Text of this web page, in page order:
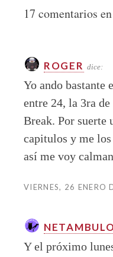
17 comentarios
ROGER dice:
Yo ando bastante
entre 24, la 3ra
Break. Por suerte
capitulos y me
así me voy
VIERNES, 26
Y el próximo